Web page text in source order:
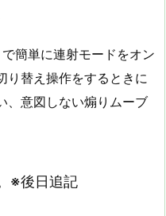
簡単に連射モードをオン
り替え操作をするときに
、意図しない煽りムーブ
※後日追記